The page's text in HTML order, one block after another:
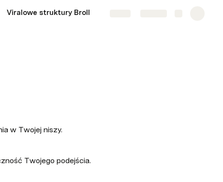
Viralowe struktury Broll
w Twojej niszy.
Twojego podejścia.